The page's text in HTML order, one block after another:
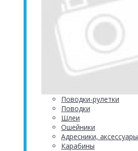
Поводки-рулетки
Поводки
Шлеи
Ошейники
Адресники, аксессуары
Карабины